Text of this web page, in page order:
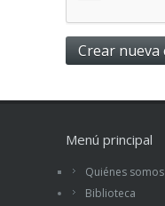
Menú principal
Quiénes somos
Biblioteca